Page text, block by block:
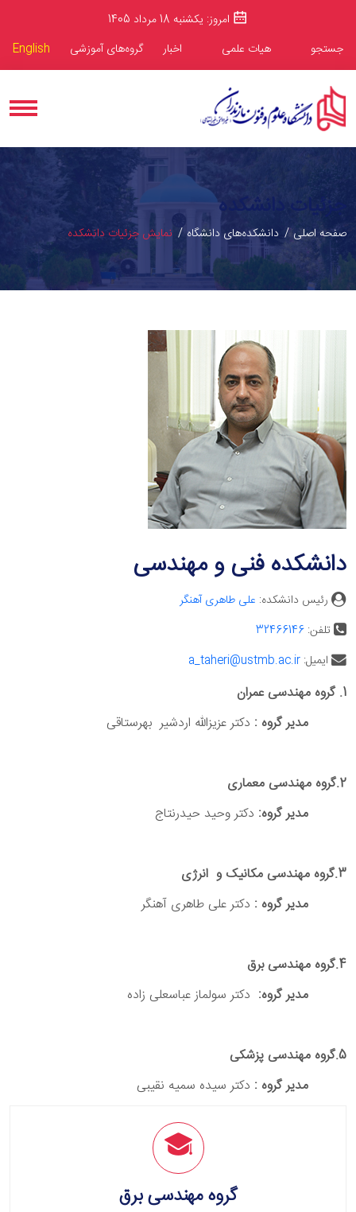
امروز: یکشنبه 18 مرداد 1405
جستجو
هیات علمی اخبار گروه‌های آموزشی English
جزئیات دانشکده
صفحه اصلی دانشکده‌های دانشگاه نمایش جزئیات دانشکده
دانشکده فنی و مهندسی
رئیس دانشکده: علی طاهری آهنگر
تلفن: 32466146
ایمیل: a_taheri@ustmb.ac.ir
1. گروه مهندسی عمران
مدیر گروه : دکتر عزیزالله اردشیر بهرستاقی
2.گروه مهندسی معماری
مدیر گروه: دکتر وحید حیدرنتاج
3.گروه مهندسی مکانیک و انرژی
مدیر گروه : دکتر علی طاهری آهنگر
4.گروه مهندسی برق
مدیر گروه: دکتر سولماز عباسعلی زاده
5.گروه مهندسی پزشکی
مدیر گروه : دکتر سیده سمیه نقیبی
گروه مهندسی برق